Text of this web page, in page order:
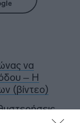
να
– Η
(βίντεο)